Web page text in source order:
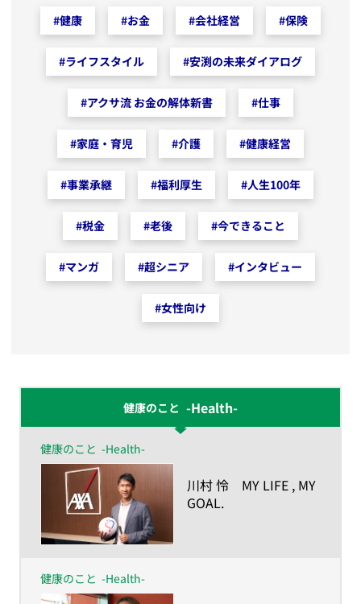
#健康 #お金 #会社経営 #保険
#ライフスタイル #安渕の未来ダイアログ
#アクサ流 お金の解体新書 #仕事
#家庭・育児 #介護 #健康経営
#事業承継 #福利厚生 #人生100年
#税金 #老後 #今できること
#マンガ #超シニア #インタビュー
#女性向け
健康のこと -Health-
健康のこと -Health-
​川村 怜 MY LIFE , MY
GOAL.
健康のこと -Health-